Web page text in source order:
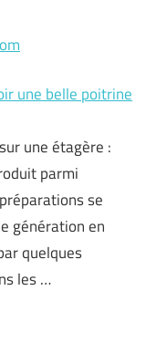
une belle poitrine
une étagère :
parmi
se
génération en
quelques
les …